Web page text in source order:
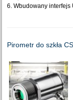
6. Wbudowany interfejs
Pirometr do szkła